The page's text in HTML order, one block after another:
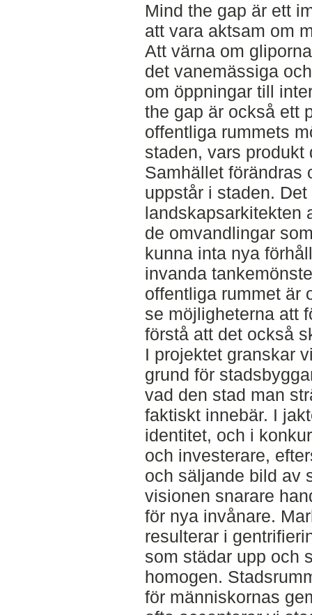
Mind the gap är ett
att vara aktsam om
Att värna om
det vanemässiga
om öppningar till
the gap är också ett
offentliga rummets
staden, vars produkt
Samhället förändras
uppstår i staden.
landskapsarkitekten
de omvandlingar
kunna inta nya
invanda
offentliga rummet är
se möjligheterna att
förstå att det också
I projektet granskar
grund för
vad den stad man
faktiskt innebär. I
identitet, och i
och investerare,
och säljande bild av
visionen snarare
för nya invånare.
resulterar i
som städar upp och
homogen.
för människornas